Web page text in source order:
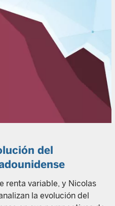
del
renta variable, y Nicolas
la evolución del